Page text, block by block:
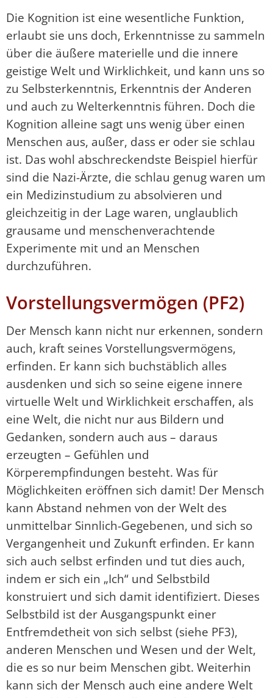
Die Kognition ist eine wesentliche Funktion,
erlaubt sie uns doch, Erkenntnisse zu sammeln
über die äußere materielle und die innere
geistige Welt und Wirklichkeit, und kann uns so
zu Selbsterkenntnis, Erkenntnis der Anderen
und auch zu Welterkenntnis führen. Doch die
Kognition alleine sagt uns wenig über einen
Menschen aus, außer, dass er oder sie schlau
ist. Das wohl abschreckendste Beispiel hierfür
sind die Nazi-Ärzte, die schlau genug waren um
ein Medizinstudium zu absolvieren und
gleichzeitig in der Lage waren, unglaublich
grausame und menschenverachtende
Experimente mit und an Menschen
durchzuführen.
Vorstellungsvermögen (PF2)
Der Mensch kann nicht nur erkennen, sondern
auch, kraft seines Vorstellungsvermögens,
erfinden. Er kann sich buchstäblich alles
ausdenken und sich so seine eigene innere
virtuelle Welt und Wirklichkeit erschaffen, als
eine Welt, die nicht nur aus Bildern und
Gedanken, sondern auch aus – daraus
erzeugten – Gefühlen und
Körperempfindungen besteht. Was für
Möglichkeiten eröffnen sich damit! Der Mensch
kann Abstand nehmen von der Welt des
unmittelbar Sinnlich-Gegebenen, und sich so
Vergangenheit und Zukunft erfinden. Er kann
sich auch selbst erfinden und tut dies auch,
indem er sich ein „Ich“ und Selbstbild
konstruiert und sich damit identifiziert. Dieses
Selbstbild ist der Ausgangspunkt einer
Entfremdetheit von sich selbst (siehe PF3),
anderen Menschen und Wesen und der Welt,
die es so nur beim Menschen gibt. Weiterhin
kann sich der Mensch auch eine andere Welt